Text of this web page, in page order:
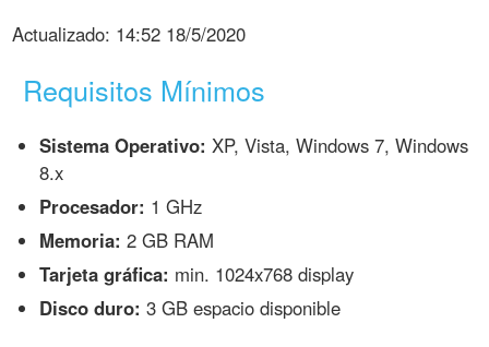
Actualizado: 14:52 18/5/2020
Requisitos Mínimos
Sistema Operativo: XP, Vista, Windows 7, Windows
8.x
Procesador: 1 GHz
Memoria: 2 GB RAM
Tarjeta gráfica: min. 1024x768 display
Disco duro: 3 GB espacio disponible